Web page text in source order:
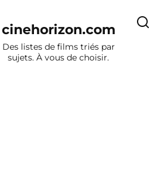
cinehorizon.com
Des listes de films triés par
sujets. À vous de choisir.